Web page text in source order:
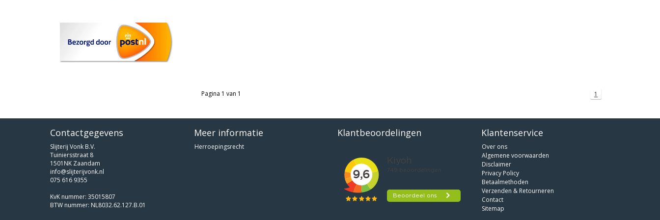
Pagina 1 van 1 1
Contactgegevens
Slijterij Vonk B.V.
Tuiniersstraat 8
1501NK Zaandam
info@slijterijvonk.nl
075 616 9355
KvK nummer: 35015807
BTW nummer: NL8032.62.127.B.01
Meer informatie
Herroepingsrecht
Klantbeoordelingen Klantenservice
Over ons
Algemene voorwaarden
Disclaimer
Privacy Policy
Betaalmethoden
Verzenden & Retourneren
Contact
Sitemap